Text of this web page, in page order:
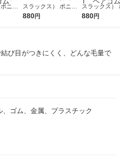
ニー
2Ｐ
スラックス） ポニー
テールチューブ 2Ｐ
880円
スラックス）
テールチュ
880円
び目がつきにくく、どんな毛量で
、ゴム、金属、プラスチック